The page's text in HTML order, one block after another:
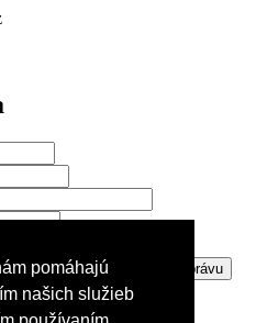
pomáhajú
našich služieb